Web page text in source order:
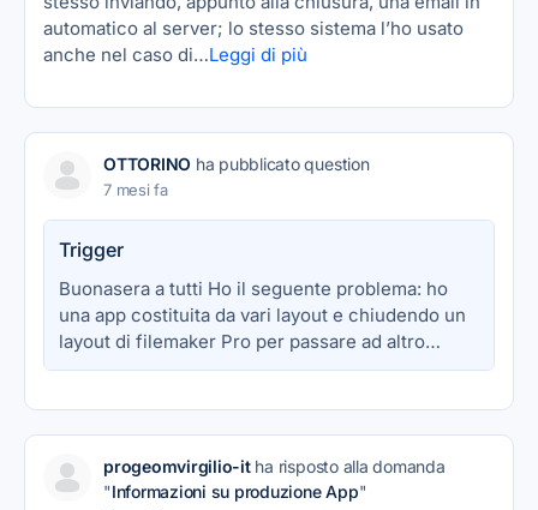
automatico al server; lo stesso sistema l’ho usato
anche nel caso di…Leggi di più
OTTORINO ha pubblicato question
7 mesi fa
Trigger
Buonasera a tutti Ho il seguente problema: ho
una app costituita da vari layout e chiudendo un
layout di filemaker Pro per passare ad altro…
progeomvirgilio-itha risposto alla domanda
"Informazioni su produzione App"